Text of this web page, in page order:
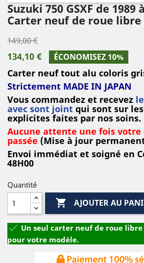
Suzuki 750 GSXF de 1989
Carter neuf de roue libre
149,00 €
134,10 € ÉCONOMISEZ 10%
Carter neuf tout alu coloris
Strictement MADE IN JAPAN
Vous commandez et recevez
avec sont joint qui sont sur
explicites faites par nos soins.
Aucune attente une fois votre
passée (Mise à jour
Envoi immédiat et soigné en
48H00
Quantité
 AJOUTER AU
 Un seul carter neuf de roue
pour votre modèle.